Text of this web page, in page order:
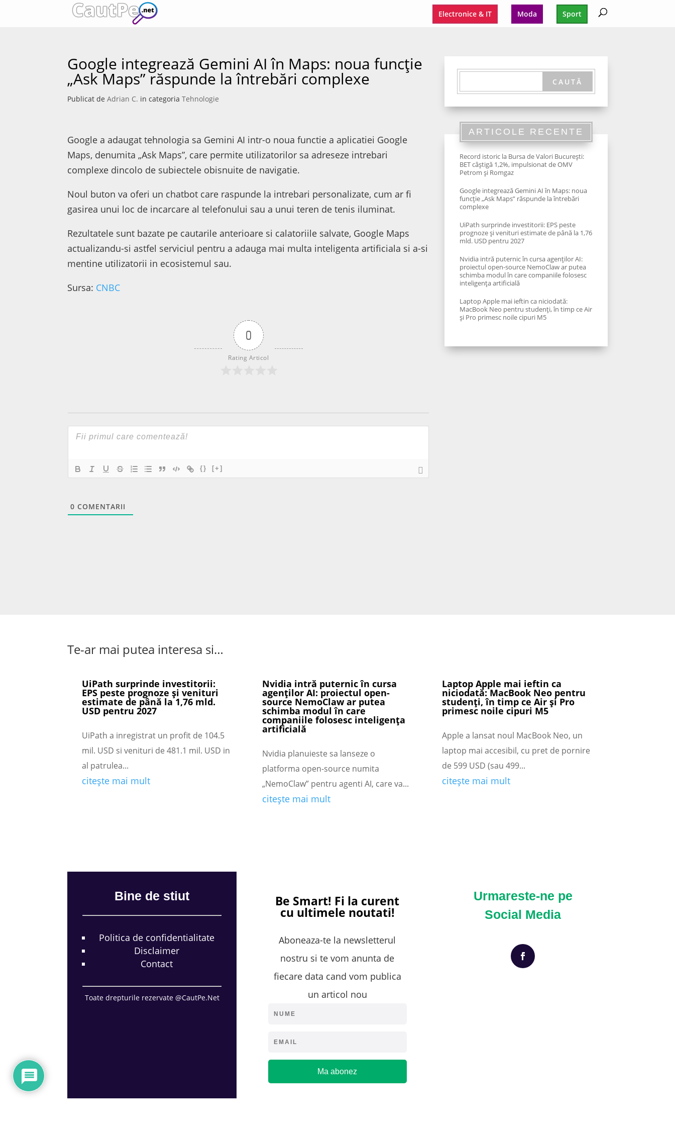
Electronice & IT Moda Sport
Google integrează Gemini AI în Maps: noua funcție
„Ask Maps” răspunde la întrebări complexe
Publicat deAdrian C. in categoriaTehnologie
Google a adaugat tehnologia sa Gemini AI intr-o noua functie a aplicatiei Google
Maps, denumita „Ask Maps”, care permite utilizatorilor sa adreseze intrebari
complexe dincolo de subiectele obisnuite de navigatie.
Noul buton va oferi un chatbot care raspunde la intrebari personalizate, cum ar fi
gasirea unui loc de incarcare al telefonului sau a unui teren de tenis iluminat.
Rezultatele sunt bazate pe cautarile anterioare si calatoriile salvate, Google Maps
actualizandu-si astfel serviciul pentru a adauga mai multa inteligenta artificiala si a-si
mentine utilizatorii in ecosistemul sau.
Sursa: CNBC
0
Rating Articol
{} [+]
0 COMENTARII
ARTICOLE RECENTE
Record istoric la Bursa de Valori București:
BET câștigă 1,2%, impulsionat de OMV
Petrom și Romgaz
Google integrează Gemini AI în Maps: noua
funcție „Ask Maps” răspunde la întrebări
complexe
UiPath surprinde investitorii: EPS peste
prognoze și venituri estimate de până la 1,76
mld. USD pentru 2027
Nvidia intră puternic în cursa agenților AI:
proiectul open-source NemoClaw ar putea
schimba modul în care companiile folosesc
inteligența artificială
Laptop Apple mai ieftin ca niciodată:
MacBook Neo pentru studenți, în timp ce Air
și Pro primesc noile cipuri M5
Te-ar mai putea interesa si…
UiPath surprinde investitorii:
EPS peste prognoze și venituri
estimate de până la 1,76 mld.
USD pentru 2027
UiPath a inregistrat un profit de 104.5
mil. USD si venituri de 481.1 mil. USD in
al patrulea...
citește mai mult
Nvidia intră puternic în cursa
agenților AI: proiectul open-
source NemoClaw ar putea
schimba modul în care
companiile folosesc inteligența
artificială
Nvidia planuieste sa lanseze o
platforma open-source numita
„NemoClaw” pentru agenti AI, care va...
citește mai mult
Laptop Apple mai ieftin ca
niciodată: MacBook Neo pentru
studenți, în timp ce Air și Pro
primesc noile cipuri M5
Apple a lansat noul MacBook Neo, un
laptop mai accesibil, cu pret de pornire
de 599 USD (sau 499...
citește mai mult
Bine de stiut
Politica de confidentialitate
Disclaimer
Contact
Toate drepturile rezervate @CautPe.Net
Be Smart! Fi la curent
cu ultimele noutati!
Aboneaza-te la newsletterul
nostru si te vom anunta de
fiecare data cand vom publica
un articol nou
Ma abonez
Urmareste-ne pe
Social Media